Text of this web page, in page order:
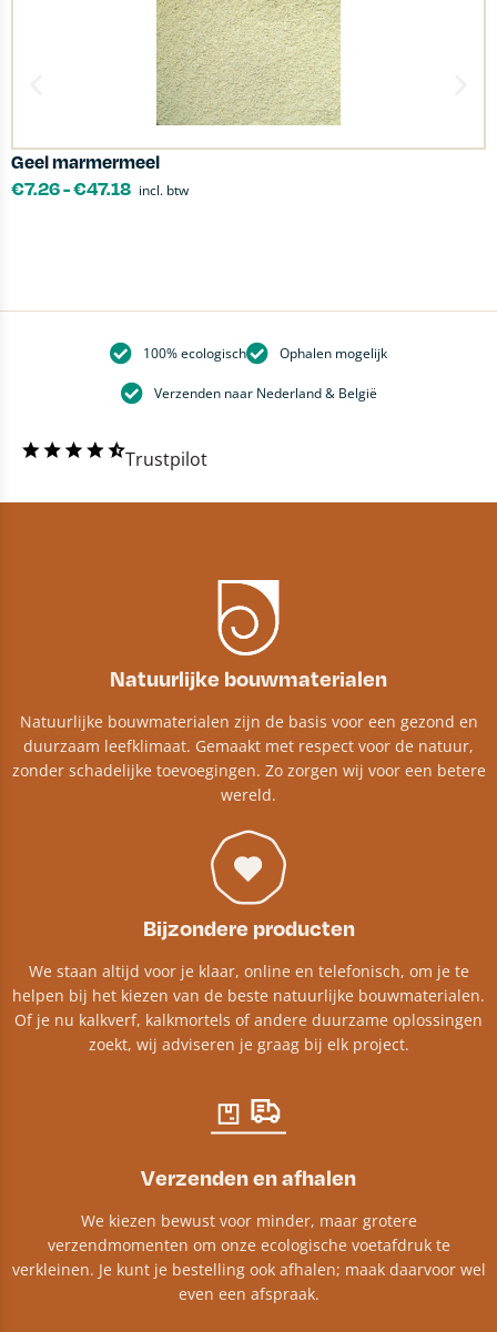
Geel marmermeel
€7.26-€47.18 incl. btw
100% ecologisch Ophalen mogelijk
Verzenden naar Nederland & België
Trustpilot
Natuurlijke bouwmaterialen
Natuurlijke bouwmaterialen zijn de basis voor een gezond en
duurzaam leefklimaat. Gemaakt met respect voor de natuur,
zonder schadelijke toevoegingen. Zo zorgen wij voor een betere
wereld.
Bijzondere producten
We staan altijd voor je klaar, online en telefonisch, om je te
helpen bij het kiezen van de beste natuurlijke bouwmaterialen.
Of je nu kalkverf, kalkmortels of andere duurzame oplossingen
zoekt, wij adviseren je graag bij elk project.​
Verzenden en afhalen
We kiezen bewust voor minder, maar grotere
verzendmomenten om onze ecologische voetafdruk te
verkleinen. Je kunt je bestelling ook afhalen; maak daarvoor wel
even een afspraak.